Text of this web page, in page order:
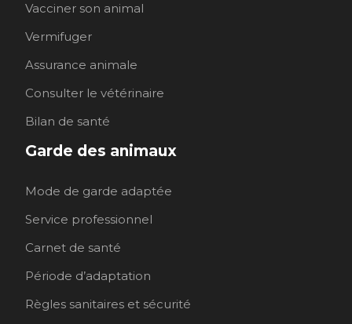
Vacciner son animal
Vermifuger
Assurance animale
Consulter le vétérinaire
Bilan de santé
Garde des animaux
Mode de garde adaptée
Service professionnel
Carnet de santé
Période d’adaptation
Règles sanitaires et sécurité